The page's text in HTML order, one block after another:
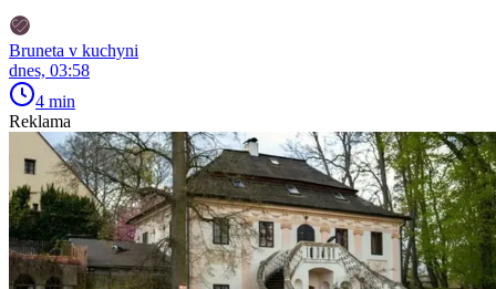
Bruneta v kuchyni
dnes, 03:58
4 min
Reklama